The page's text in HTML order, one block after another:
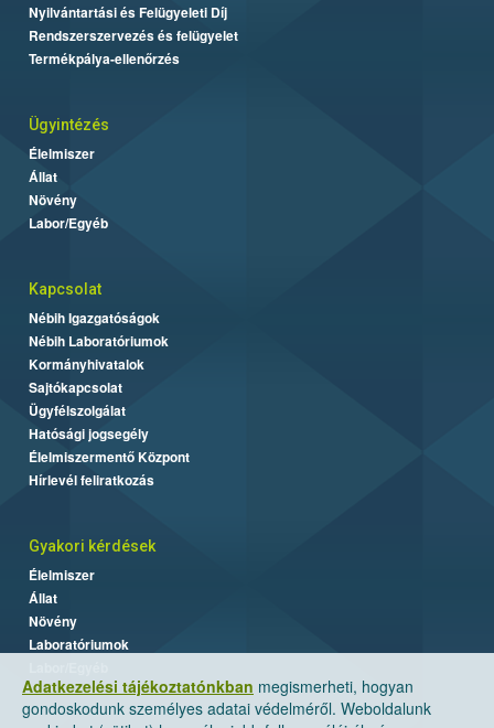
Adatkezelési tájékoztatónkban megismerheti, hogyan
gondoskodunk személyes adatai védelméről. Weboldalunk
Nyilvántartási és Felügyeleti Díj
Rendszerszervezés és felügyelet
Termékpálya-ellenőrzés
Ügyintézés
Élelmiszer
Állat
Növény
Labor/Egyéb
Kapcsolat
Nébih Igazgatóságok
Nébih Laboratóriumok
Kormányhivatalok
Sajtókapcsolat
Ügyfélszolgálat
Hatósági jogsegély
Élelmiszermentő Központ
Hírlevél feliratkozás
Gyakori kérdések
Élelmiszer
Állat
Növény
Laboratóriumok